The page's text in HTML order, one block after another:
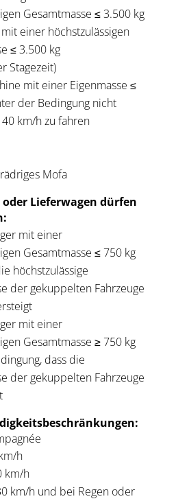
Gesamtmasse ≤ 3.500 kg
einer höchstzulässigen
≤ 3.500 kg
Stagezeit)
mit einer Eigenmasse ≤
der Bedingung nicht
km/h zu fahren
Mofa
Lieferwagen dürfen
mit einer
Gesamtmasse ≤ 750 kg
höchstzulässige
der gekuppelten Fahrzeuge
mit einer
Gesamtmasse ≥ 750 kg
dass die
der gekuppelten Fahrzeuge
h
km/h
km/h und bei Regen oder